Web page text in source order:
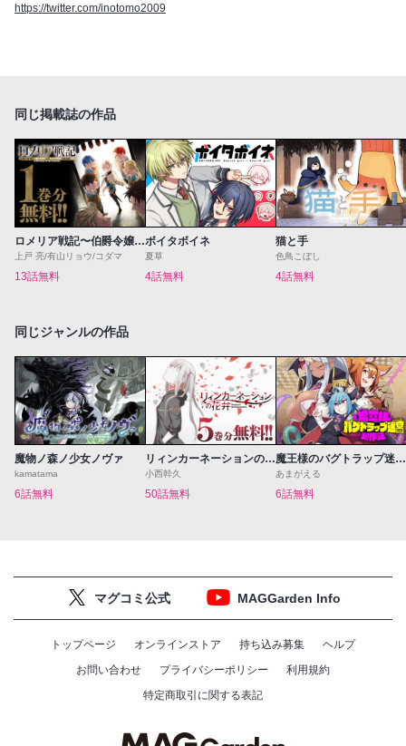
https://twitter.com/inotomo2009
同じ掲載誌の作品
ロメリア戦記〜伯爵令嬢、魔王を倒した後も人類やばそうだから軍隊組織する〜
上戸 亮/有山リョウ/コダマ
13話無料
ボイタボイネ
夏草
4話無料
猫と手
色鳥こぼし
4話無料
同じジャンルの作品
魔物ノ森ノ少女ノヴァ
kamatama
6話無料
リィンカーネーションの花弁
小西幹久
50話無料
魔王様のバグトラップ迷宮制作記
あまがえる
6話無料
マグコミ公式 MAGGarden Info
トップページ オンラインストア 持ち込み募集
ヘルプ
お問い合わせ
プライバシーポリシー
利用規約
特定商取引に関する表記